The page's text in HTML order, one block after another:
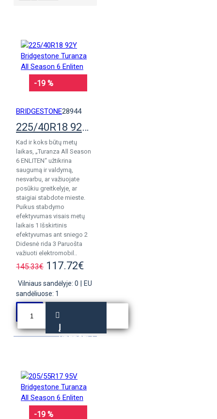
-19 %
BRIDGESTONE28944
225/40R18 92Y Bridgestone Turanza All Season 6 Enliten
Kad ir koks būtų metų
laikas, „Turanza All Season
6 ENLITEN“ užtikrina
saugumą ir valdymą,
nesvarbu, ar važiuojate
posūkiu greitkelyje, ar
staigiai stabdote mieste.
Puikus stabdymo
efektyvumas visais metų
laikais 1 Išskirtinis
efektyvumas ant sniego 2
Didesnė rida 3 Paruošta
važiuoti elektromobil..
145.33€ 117.72€
Vilniaus sandėlyje: 0
EU
sandėliuose: 1
Į
KREPŠELĮ
-19 %